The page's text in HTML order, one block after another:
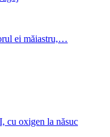
ei măiastru,…
cu oxigen la năsuc